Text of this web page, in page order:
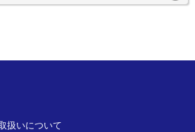
扱いについて